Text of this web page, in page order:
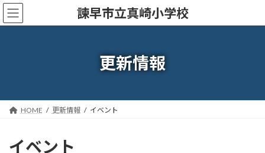
コ
ン
ッ
ナ
ビ
移
諫早市立真崎小学校
更新情報
HOME 更新情報 イベント
イベント